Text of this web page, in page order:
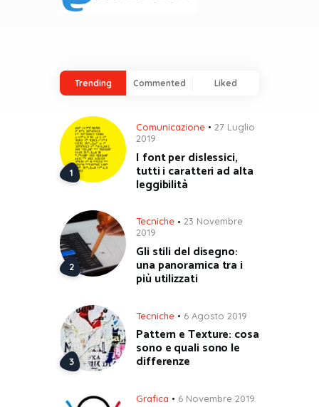
Trending Commented Liked
Comunicazione
27 Luglio
2019
I font per dislessici,
tutti i caratteri ad alta
leggibilità
Tecniche
23 Novembre
2019
Gli stili del disegno:
una panoramica tra i
più utilizzati
Tecniche 6 Agosto 2019
Pattern e Texture: cosa
sono e quali sono le
differenze
Grafica 6 Novembre 2019